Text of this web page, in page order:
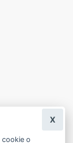
cookie o
X